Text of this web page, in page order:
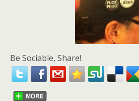
Be Sociable, Share!